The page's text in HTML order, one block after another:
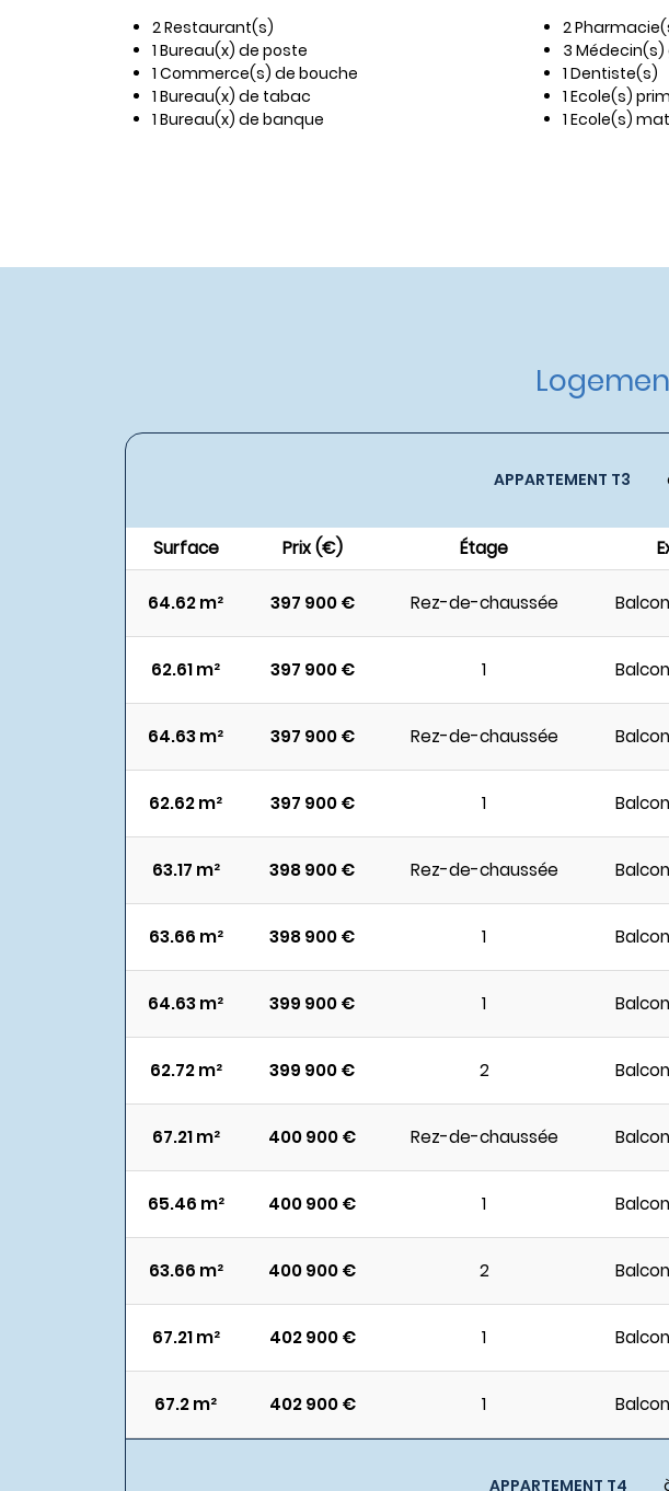
2 Restaurant(s)
1 Bureau(x) de poste
1 Commerce(s) de bouche
1 Bureau(x) de tabac
1 Bureau(x) de banque
2
3
1 Dentiste(s)
1 Ecole(s)
1 Ecole(s)
APPARTEMENT T3
Surface Prix (€) Étage
64.62 m² 397 900 € Rez-de-chaussée
62.61 m² 397 900 € 1
64.63 m² 397 900 € Rez-de-chaussée
62.62 m² 397 900 € 1
63.17 m² 398 900 € Rez-de-chaussée
63.66 m² 398 900 € 1
64.63 m² 399 900 € 1
62.72 m² 399 900 € 2
67.21 m² 400 900 € Rez-de-chaussée
65.46 m² 400 900 € 1
63.66 m² 400 900 € 2
67.21 m² 402 900 € 1
67.2 m² 402 900 € 1
APPARTEMENT T4